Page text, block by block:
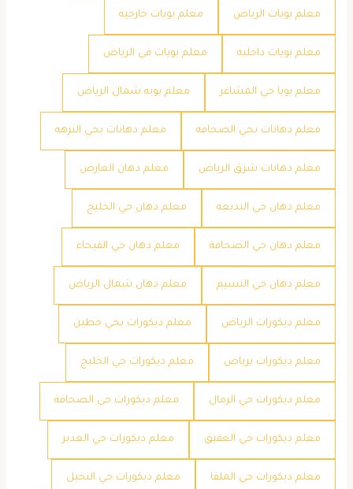
معلم بويات الرياض معلم بويات خارجيه
معلم بويات داخليه معلم بويات في الرياض
معلم بويا حي المشاعر معلم بويه شمال الرياض
معلم دهانات بحي الصحافه معلم دهانات بحي النزهه
معلم دهانات شرق الرياض معلم دهان العارض
معلم دهان حي البديعه معلم دهان حي الخليج
معلم دهان حي الصحافة معلم دهان حي الفيحاء
معلم دهان حي النسيم معلم دهان شمال الرياض
معلم ديكورات الرياض معلم ديكورات بحي حطين
معلم ديكورات برياض معلم ديكورات حي الخليج
معلم ديكورات حي الرمال معلم ديكورات حي الصحافة
معلم ديكورات حي العقيق معلم ديكورات حي الغدير
معلم ديكورات حي الملقا معلم ديكورات حي النخيل